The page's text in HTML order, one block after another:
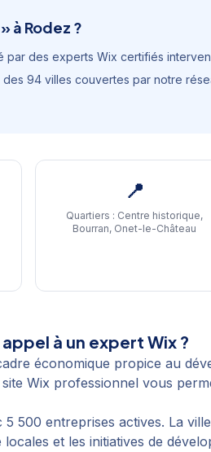
» à Rodez ?
par des experts Wix certifiés
des 94 villes couvertes par notre
📍
Quartiers : Centre historique,
Bourran, Onet-le-Château
à un expert Wix ?
économique propice au
Wix professionnel vous
500 entreprises actives. La
et les initiatives de